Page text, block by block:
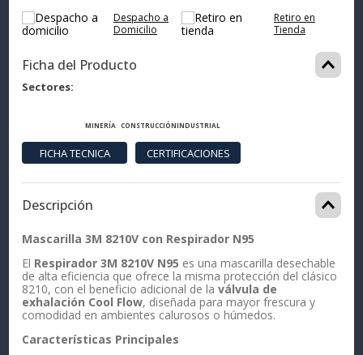
Despacho a
Domicilio
Retiro en
Tienda
Ficha del Producto
Sectores
MINERÍA CONSTRUCCIÓNINDUSTRIAL
Descripción
Mascarilla 3M 8210V con Respirador N95
El Respirador 3M 8210V N95 es una mascarilla desechable
de alta eficiencia que ofrece la misma protección del clásico
8210, con el beneficio adicional de laválvula de
exhalación Cool Flow, diseñada para mayor frescura y
comodidad en ambientes calurosos o húmedos.
Características Principales